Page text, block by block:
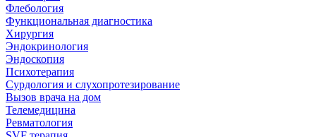
Флебология
Функциональная диагностика
Хирургия
Эндокринология
Эндоскопия
Психотерапия
Сурдология и слухопротезирование
Вызов врача на дом
Телемедицина
Ревматология